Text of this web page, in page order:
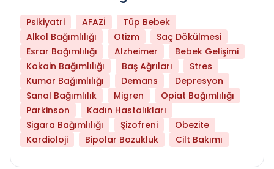
Psikiyatri AFAZİ
Tüp Bebek
Alkol Bağımlılığı
Otizm
Saç Dökülmesi
Esrar Bağımlılığı
Alzheimer
Bebek Gelişimi
Kokain Bağımlılığı
Baş Ağrıları
Stres
Kumar Bağımlılığı
Demans
Depresyon
Sanal Bağımlılık
Migren
Opiat Bağımlılığı
Parkinson
Kadın Hastalıkları
Sigara Bağımlılığı
Şizofreni
Obezite
Kardioloji
Bipolar Bozukluk Cilt Bakımı